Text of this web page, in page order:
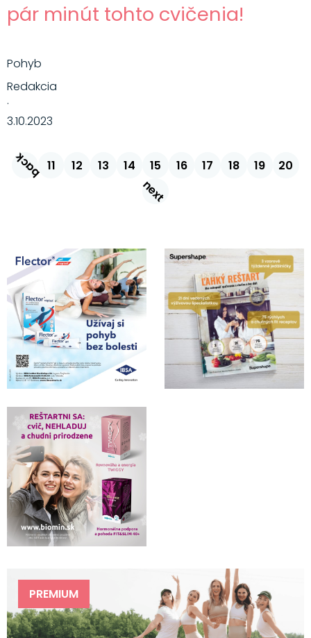
pár minút tohto cvičenia!
Pohyb
Redakcia
·
3.10.2023
back 11 12 13 14 15 16 17 18 19 20
next
PREMIUM